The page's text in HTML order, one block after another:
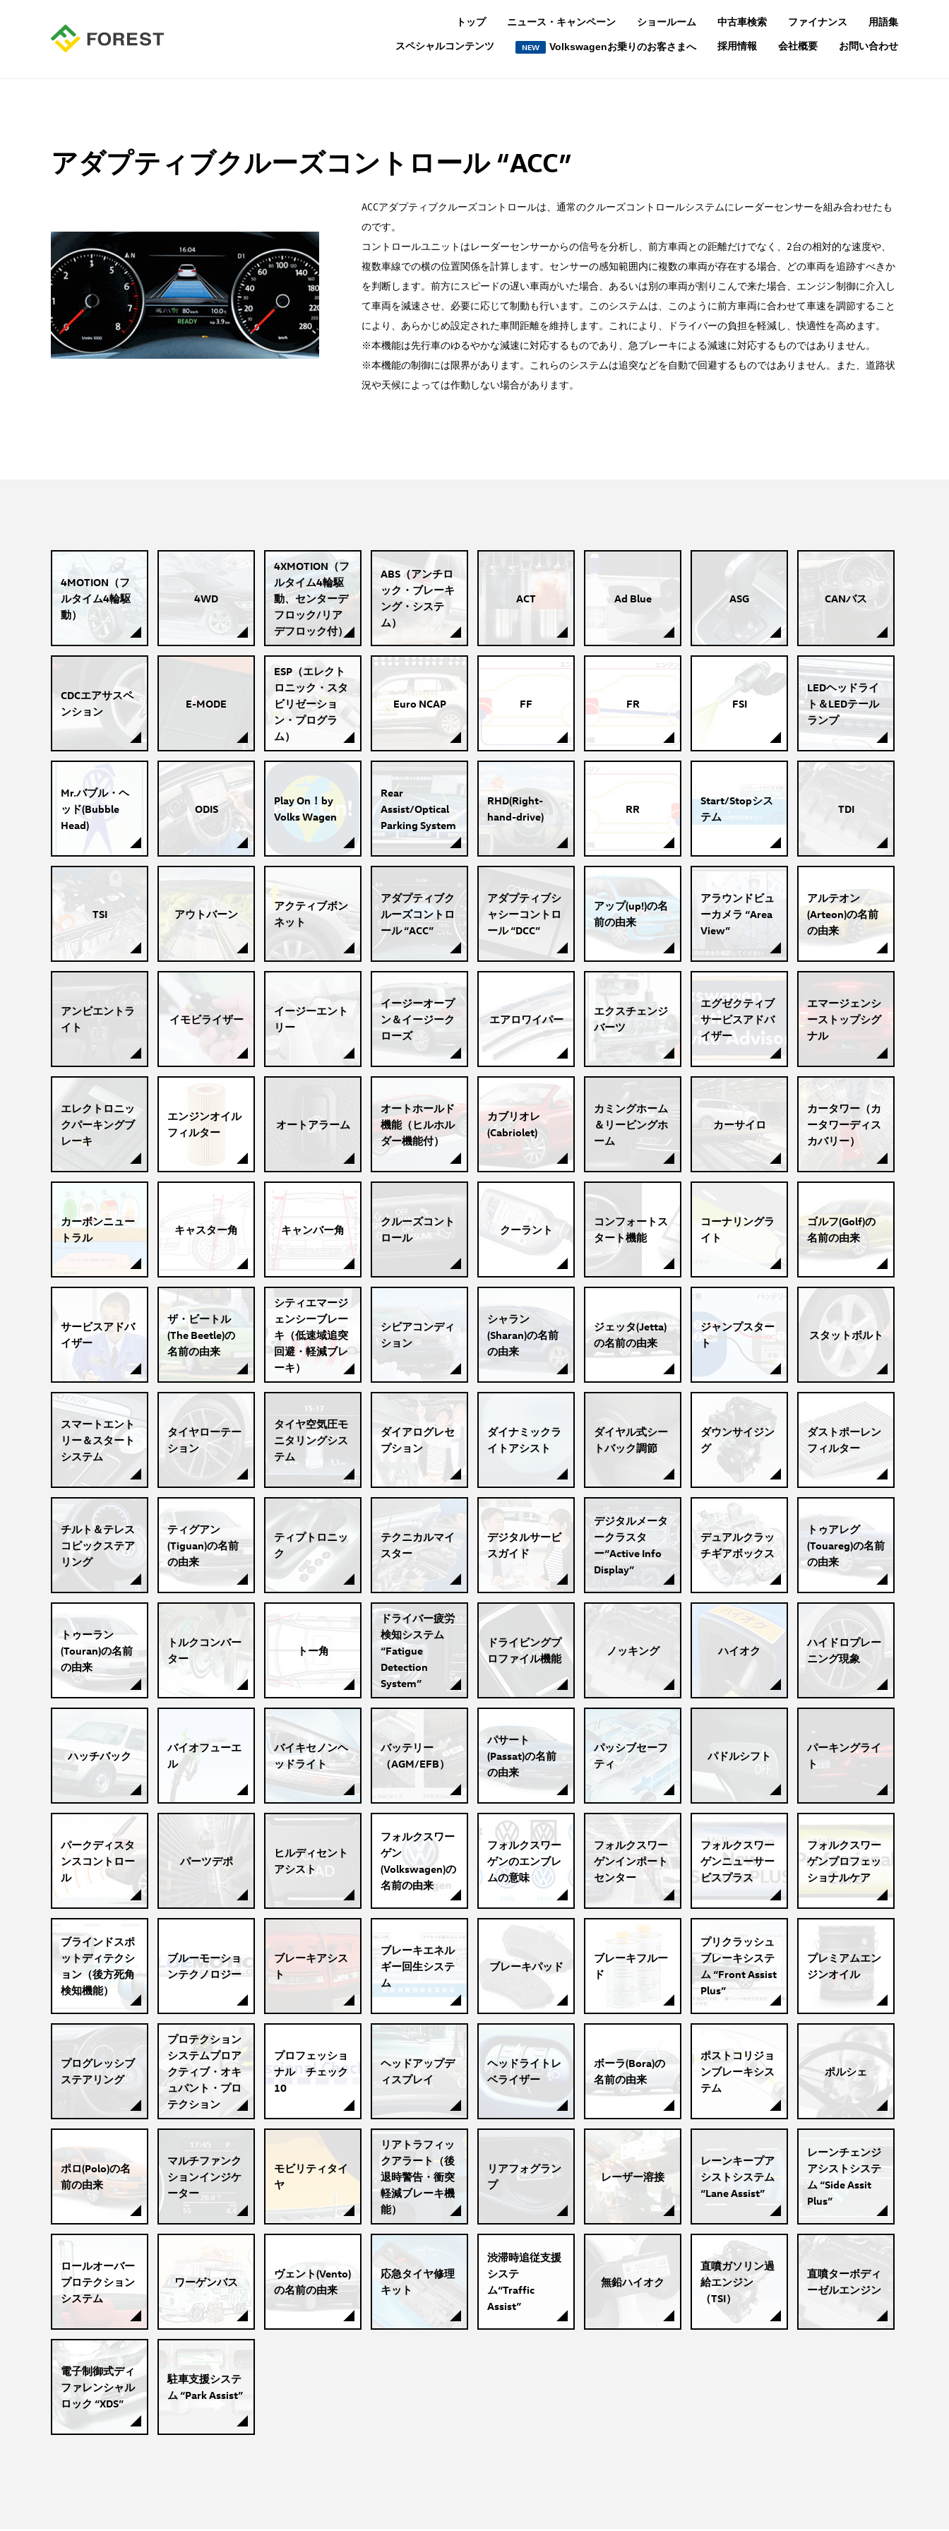
トップ ニュース・キャンペーン ショールーム 中古車検索 ファイナンス 用語集
スペシャルコンテンツ NEW Volkswagenお乗りのお客さまへ 採用情報 会社概要 お問い合わせ
アダプティブクルーズコントロール “ACC”
ACCアダプティブクルーズコントロールは、通常のクルーズコントロールシステムにレーダーセンサーを組み合わせたも
のです。
コントロールユニットはレーダーセンサーからの信号を分析し、前方車両との距離だけでなく、2台の相対的な速度や、
複数車線での横の位置関係を計算します。センサーの感知範囲内に複数の車両が存在する場合、どの車両を追跡すべきか
を判断します。前方にスピードの遅い車両がいた場合、あるいは別の車両が割りこんで来た場合、エンジン制御に介入し
て車両を減速させ、必要に応じて制動も行います。このシステムは、このように前方車両に合わせて車速を調節すること
により、あらかじめ設定された車間距離を維持します。これにより、ドライバーの負担を軽減し、快適性を高めます。
※本機能は先行車のゆるやかな減速に対応するものであり、急ブレーキによる減速に対応するものではありません。
※本機能の制御には限界があります。これらのシステムは追突などを自動で回避するものではありません。また、道路状
況や天候によっては作動しない場合があります。
4MOTION（フ
ルタイム4輪駆
動）
4WD
4XMOTION（フ
ルタイム4輪駆
動、センターデ
フロック/リア
デフロック付）
ABS（アンチロ
ック・ブレーキ
ング・システ
ム）
ACT Ad Blue ASG CANバス
CDCエアサスペ
ンション
E-MODE
ESP（エレクト
ロニック・スタ
ビリゼーショ
ン・プログラ
ム）
Euro NCAP FF FR FSI
LEDヘッドライ
ト＆LEDテール
ランプ
Mr.バブル・ヘ
ッド(Bubble
Head)
ODIS
Play On！by
Volks Wagen
Rear
Assist/Optical
Parking System
RHD(Right-
hand-drive)
RR
Start/Stopシス
テム
TDI
TSI アウトバーン
アクティブボン
ネット
アダプティブク
ルーズコントロ
ール “ACC”
アダプティブシ
ャシーコントロ
ール “DCC”
アップ(up!)の名
前の由来
アラウンドビュ
ーカメラ “Area
View”
アルテオン
(Arteon)の名前
の由来
アンビエントラ
イト
イモビライザー
イージーエント
リー
イージーオープ
ン＆イージーク
ローズ
エアロワイパー
エクスチェンジ
バーツ
エグゼクティブ
サービスアドバ
イザー
エマージェンシ
ーストップシグ
ナル
エレクトロニッ
クパーキングブ
レーキ
エンジンオイル
フィルター
オートアラーム
オートホールド
機能（ヒルホル
ダー機能付）
カブリオレ
(Cabriolet)
カミングホーム
＆リービングホ
ーム
カーサイロ
カータワー（カ
ータワーディス
カバリー）
カーボンニュー
トラル
キャスター角 キャンバー角
クルーズコント
ロール
クーラント
コンフォートス
タート機能
コーナリングラ
イト
ゴルフ(Golf)の
名前の由来
サービスアドバ
イザー
ザ・ビートル
(The Beetle)の
名前の由来
シティエマージ
ェンシーブレー
キ（低速域追突
回避・軽減ブレ
ーキ）
シビアコンディ
ション
シャラン
(Sharan)の名前
の由来
ジェッタ(Jetta)
の名前の由来
ジャンプスター
ト
スタットボルト
スマートエント
リー＆スタート
システム
タイヤローテー
ション
タイヤ空気圧モ
ニタリングシス
テム
ダイアログレセ
プション
ダイナミックラ
イトアシスト
ダイヤル式シー
トバック調節
ダウンサイジン
グ
ダストポーレン
フィルター
チルト＆テレス
コピックステア
リング
ティグアン
(Tiguan)の名前
の由来
ティプトロニッ
ク
テクニカルマイ
スター
デジタルサービ
スガイド
デジタルメータ
ークラスタ
ー“Active Info
Display”
デュアルクラッ
チギアボックス
トゥアレグ
(Touareg)の名前
の由来
トゥーラン
(Touran)の名前
の由来
トルクコンバー
ター
トー角
ドライバー疲労
検知システム
“Fatigue
Detection
System”
ドライビングプ
ロファイル機能
ノッキング ハイオク
ハイドロプレー
ニング現象
ハッチバック
バイオフューエ
ル
バイキセノンヘ
ッドライト
バッテリー
（AGM/EFB）
パサート
(Passat)の名前
の由来
パッシブセーフ
ティ
パドルシフト
パーキングライ
ト
パークディスタ
ンスコントロー
ル
パーツデポ
ヒルディセント
アシスト
フォルクスワー
ゲン
(Volkswagen)の
名前の由来
フォルクスワー
ゲンのエンブレ
ムの意味
フォルクスワー
ゲンインポート
センター
フォルクスワー
ゲンニューサー
ビスプラス
フォルクスワー
ゲンプロフェッ
ショナルケア
ブラインドスポ
ットディテクシ
ョン（後方死角
検知機能）
ブルーモーショ
ンテクノロジー
ブレーキアシス
ト
ブレーキエネル
ギー回生システ
ム
ブレーキパッド
ブレーキフルー
ド
プリクラッシュ
ブレーキシステ
ム “Front Assist
Plus”
プレミアムエン
ジンオイル
プログレッシブ
ステアリング
プロテクション
システムプロア
クティブ・オキ
ュパント・プロ
テクション
プロフェッショ
ナル チェック
10
ヘッドアップデ
ィスプレイ
ヘッドライトレ
ベライザー
ボーラ(Bora)の
名前の由来
ポストコリジョ
ンブレーキシス
テム
ポルシェ
ポロ(Polo)の名
前の由来
マルチファンク
ションインジケ
ーター
モビリティタイ
ヤ
リアトラフィッ
クアラート（後
退時警告・衝突
軽減ブレーキ機
能）
リアフォグラン
プ
レーザー溶接
レーンキープア
シストシステム
“Lane Assist”
レーンチェンジ
アシストシステ
ム “Side Assit
Plus”
ロールオーバー
プロテクション
システム
ワーゲンバス
ヴェント(Vento)
の名前の由来
応急タイヤ修理
キット
渋滞時追従支援
システ
ム“Traffic
Assist”
無鉛ハイオク
直噴ガソリン過
給エンジン
（TSI）
直噴ターボディ
ーゼルエンジン
電子制御式ディ
ファレンシャル
ロック “XDS”
駐車支援システ
ム “Park Assist”